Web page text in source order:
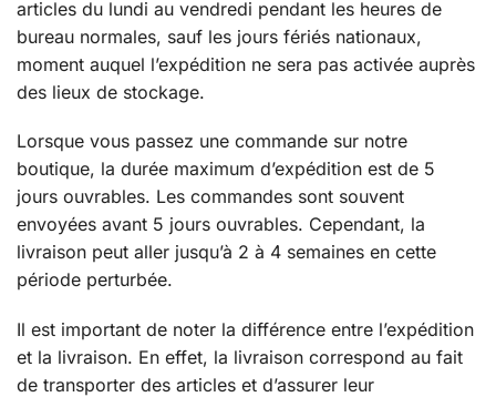
articles du lundi au vendredi pendant les heures de
bureau normales, sauf les jours fériés nationaux,
moment auquel l’expédition ne sera pas activée auprès
des lieux de stockage.
Lorsque vous passez une commande sur notre
boutique, la durée maximum d’expédition est de 5
jours ouvrables. Les commandes sont souvent
envoyées avant 5 jours ouvrables. Cependant, la
livraison peut aller jusqu’à 2 à 4 semaines en cette
période perturbée.
Il est important de noter la différence entre l’expédition
et la livraison. En effet, la livraison correspond au fait
de transporter des articles et d’assurer leur